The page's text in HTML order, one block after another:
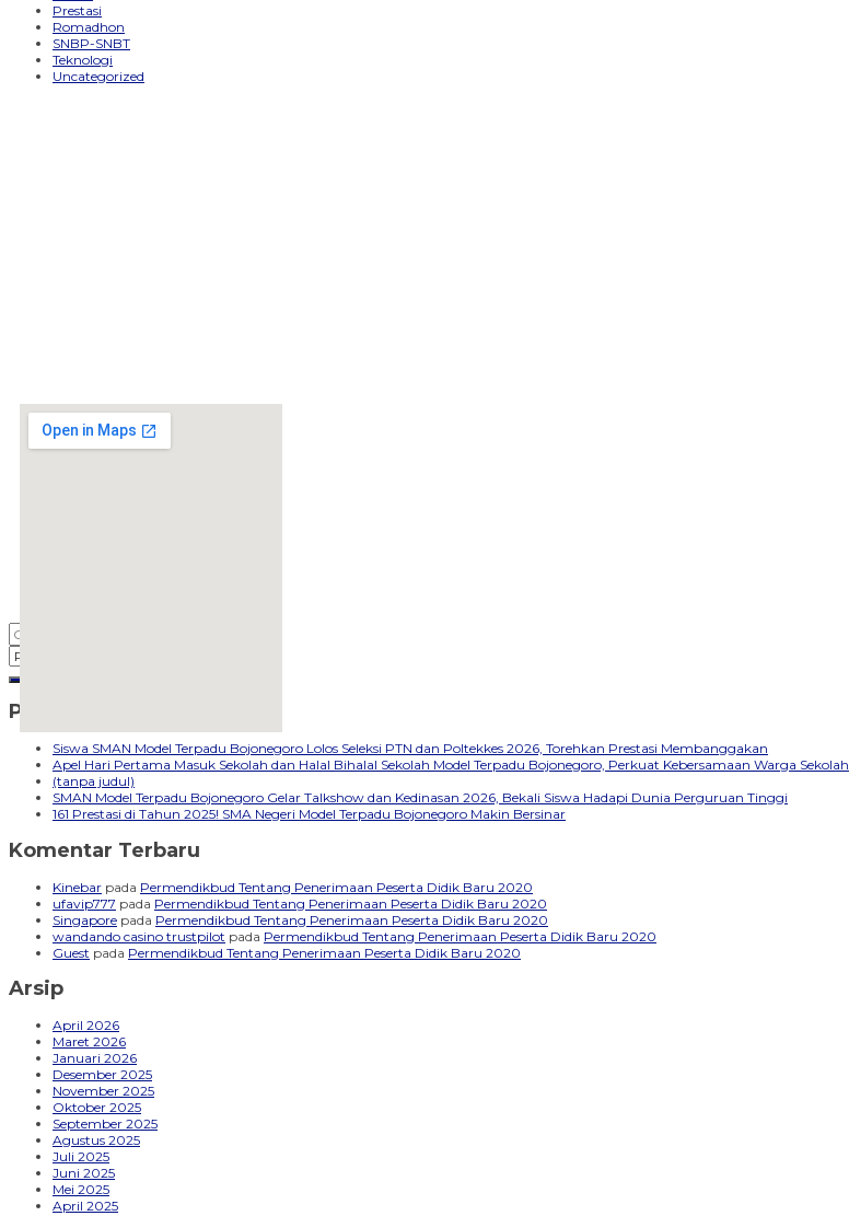
Prestasi
Romadhon
SNBP-SNBT
Teknologi
Uncategorized
embedgooglemap.net
Pos-pos Terbaru
Siswa SMAN Model Terpadu Bojonegoro Lolos Seleksi PTN dan Poltekkes 2026, Torehkan Prestasi Membanggakan
Apel Hari Pertama Masuk Sekolah dan Halal Bihalal Sekolah Model Terpadu Bojonegoro, Perkuat Kebersamaan Warga Sekolah
(tanpa judul)
SMAN Model Terpadu Bojonegoro Gelar Talkshow dan Kedinasan 2026, Bekali Siswa Hadapi Dunia Perguruan Tinggi
161 Prestasi di Tahun 2025! SMA Negeri Model Terpadu Bojonegoro Makin Bersinar
Komentar Terbaru
Kinebar pada Permendikbud Tentang Penerimaan Peserta Didik Baru 2020
ufavip777 pada Permendikbud Tentang Penerimaan Peserta Didik Baru 2020
Singapore pada Permendikbud Tentang Penerimaan Peserta Didik Baru 2020
wandando casino trustpilot pada Permendikbud Tentang Penerimaan Peserta Didik Baru 2020
Guest pada Permendikbud Tentang Penerimaan Peserta Didik Baru 2020
Arsip
April 2026
Maret 2026
Januari 2026
Desember 2025
November 2025
Oktober 2025
September 2025
Agustus 2025
Juli 2025
Juni 2025
Mei 2025
April 2025